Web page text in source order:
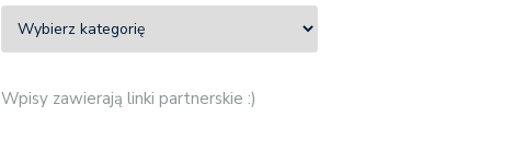
Wpisy zawierają linki partnerskie :)